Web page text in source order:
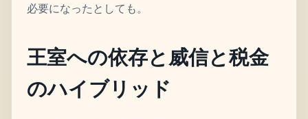
必要になったとしても。
王室への依存と威信と税金
のハイブリッド